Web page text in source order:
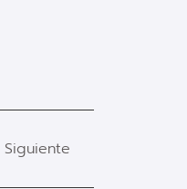
Siguiente